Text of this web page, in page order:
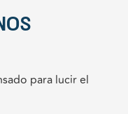
para lucir el